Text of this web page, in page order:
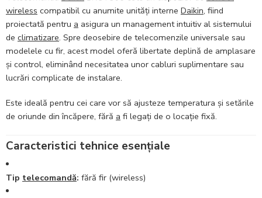
wireless compatibil cu anumite unități interne Daikin, fiind
proiectată pentru a asigura un management intuitiv al sistemului
de climatizare. Spre deosebire de telecomenzile universale sau
modelele cu fir, acest model oferă libertate deplină de amplasare
și control, eliminând necesitatea unor cabluri suplimentare sau
lucrări complicate de instalare.
Este ideală pentru cei care vor să ajusteze temperatura și setările
de oriunde din încăpere, fără a fi legați de o locație fixă.
Caracteristici tehnice esențiale
Tip telecomandă: fără fir (wireless)